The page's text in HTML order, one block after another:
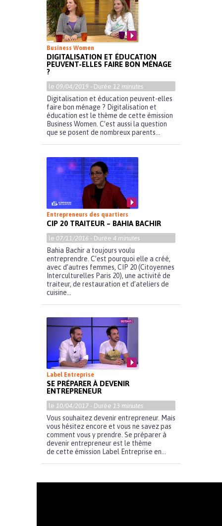
Business Women
DIGITALISATION ET ÉDUCATION
PEUVENT-ELLES FAIRE BON MÉNAGE
?
le 09/04/2019 - Durée 12 minutes
Digitalisation et éducation peuvent-elles
faire bon ménage ? Digitalisation et
éducation est le thème de cette émission
Business Women. C’est aussi la question
que se posent de nombreux parents...
Entrepreneurs des quartiers
CIP 20 TRAITEUR – BAHIA BACHIR
le 07/11/2016 - Durée 4 minutes
Bahia Bachir a toujours voulu
entreprendre. C’est pourquoi elle a créé,
avec d’autres femmes, CIP 20 (Citoyennes
Interculturelles Paris 20), une activité de
traiteur, de restauration et d’ateliers de
cuisine...
Label Entreprise
SE PRÉPARER À DEVENIR
ENTREPRENEUR
le 10/04/2017 - Durée 13 minutes
Vous souhaitez devenir entrepreneur. Mais
vous hésitez encore et vous ne savez pas
comment vous y prendre. Se préparer à
devenir entrepreneur est le thème
de cette émission Label Entreprise en...